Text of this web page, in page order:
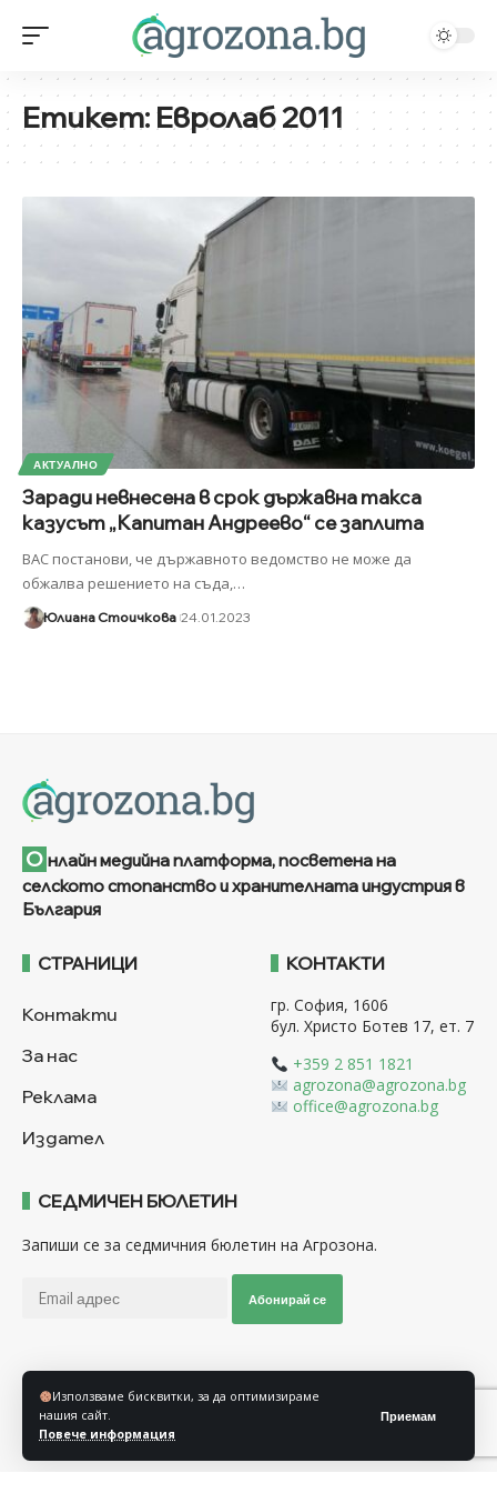
Използваме бисквитки, за да оптимизираме
нашия сайт.
Повече информация
Приемам
Етикет:Евролаб 2011
АКТУАЛНО
Заради невнесена в срок държавна такса
казусът „Капитан Андреево“ се заплита
ВАС постанови, че държавното ведомство не може да
обжалва решението на съда,…
Юлиана Стоичкова 24.01.2023
О нлайн медийна платформа, посветена на
селското стопанство и хранителната индустрия в
България
СТРАНИЦИ
Контакти
За нас
Реклама
Издател
КОНТАКТИ
гр. София, 1606
бул. Христо Ботев 17, ет. 7
+359 2 851 1821
agrozona@agrozona.bg
office@agrozona.bg
СЕДМИЧЕН БЮЛЕТИН
Запиши се за седмичния бюлетин на Агрозона.
Абонирай се
Последвайте ни